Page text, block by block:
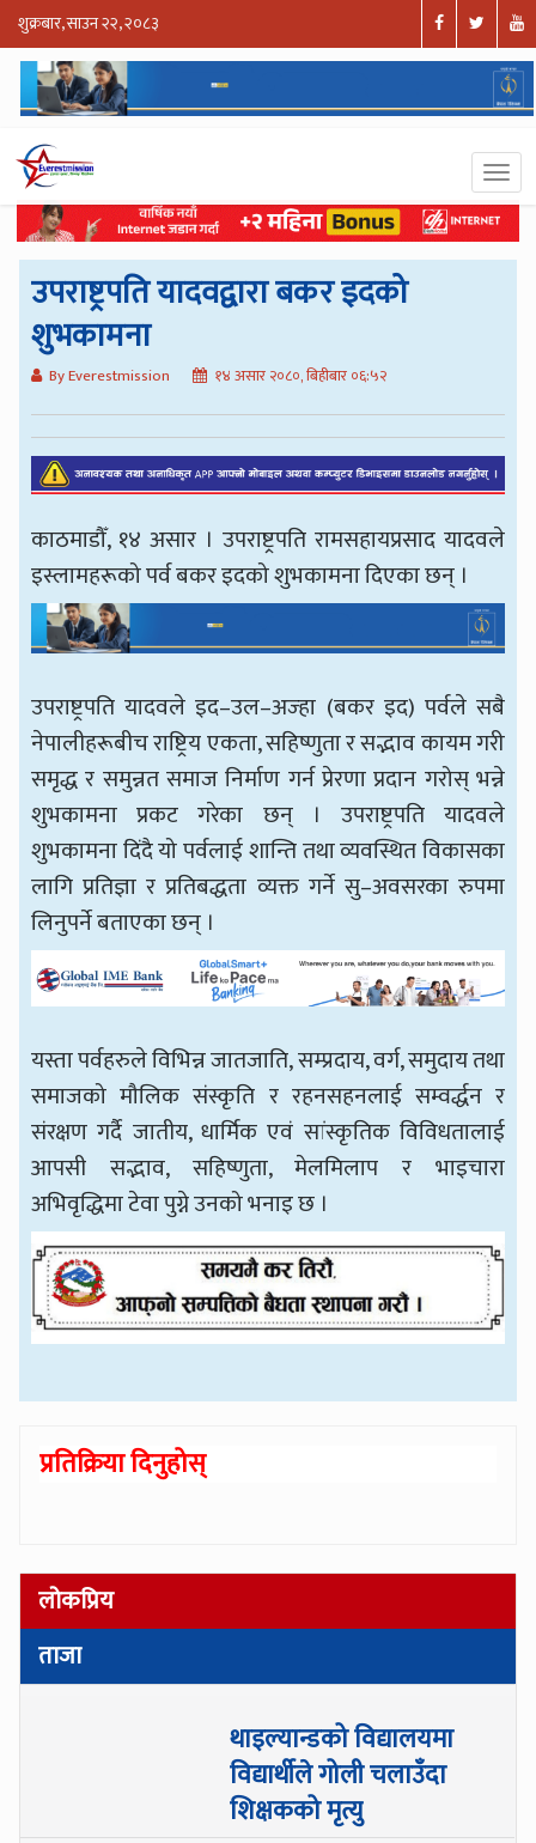
शुक्रबार, साउन २२, २०८३
उपराष्ट्रपति यादवद्वारा बकर इदको
शुभकामना
By Everestmission १४ असार २०८०, बिहीबार ०६:५२
काठमाडौँ, १४ असार । उपराष्ट्रपति रामसहायप्रसाद यादवले
इस्लामहरूको पर्व बकर इदको शुभकामना दिएका छन् ।
उपराष्ट्रपति यादवले इद–उल–अज्हा (बकर इद) पर्वले सबै
नेपालीहरूबीच राष्ट्रिय एकता, सहिष्णुता र सद्भाव कायम गरी
समृद्ध र समुन्नत समाज निर्माण गर्न प्रेरणा प्रदान गरोस् भन्ने
शुभकामना प्रकट गरेका छन् । उपराष्ट्रपति यादवले
शुभकामना दिंदै यो पर्वलाई शान्ति तथा व्यवस्थित विकासका
लागि प्रतिज्ञा र प्रतिबद्धता व्यक्त गर्ने सु–अवसरका रुपमा
लिनुपर्ने बताएका छन् ।
यस्ता पर्वहरुले विभिन्न जातजाति, सम्प्रदाय, वर्ग, समुदाय तथा
समाजको मौलिक संस्कृति र रहनसहनलाई सम्वर्द्धन र
संरक्षण गर्दै जातीय, धार्मिक एवं सांस्कृतिक विविधतालाई
आपसी सद्भाव, सहिष्णुता, मेलमिलाप र भाइचारा
अभिवृद्धिमा टेवा पुग्ने उनको भनाइ छ ।
प्रतिक्रिया दिनुहोस्
लोकप्रिय
ताजा
थाइल्यान्डको विद्यालयमा
विद्यार्थीले गोली चलाउँदा
शिक्षकको मृत्यु